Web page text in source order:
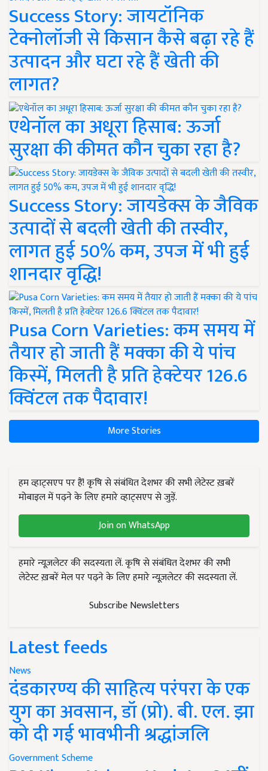
Success Story: जायटॉनिक
टेक्नोलॉजी से किसान कैसे बढ़ा रहे हैं
उत्पादन और घटा रहे हैं खेती की
लागत?
एथेनॉल का अधूरा हिसाब: ऊर्जा
सुरक्षा की कीमत कौन चुका रहा है?
Success Story: जायडेक्स के जैविक
उत्पादों से बदली खेती की तस्वीर,
लागत हुई 50% कम, उपज में भी हुई
शानदार वृद्धि!
Pusa Corn Varieties: कम समय में
तैयार हो जाती हैं मक्का की ये पांच
किस्में, मिलती है प्रति हेक्टेयर 126.6
क्विंटल तक पैदावार!
More Stories
हम व्हाट्सएप पर हैं! कृषि से संबंधित देशभर की सभी लेटेस्ट ख़बरें
मोबाइल में पढ़ने के लिए हमारे व्हाट्सएप से जुड़ें.
Join on WhatsApp
हमारे न्यूज़लेटर की सदस्यता लें. कृषि से संबंधित देशभर की सभी
लेटेस्ट ख़बरें मेल पर पढ़ने के लिए हमारे न्यूज़लेटर की सदस्यता लें.
Subscribe Newsletters
Latest feeds
News
दंडकारण्य की साहित्य परंपरा के एक
युग का अवसान, डॉ (प्रो). बी. एल. झा
को दी गई भावभीनी श्रद्धांजलि
Government Scheme